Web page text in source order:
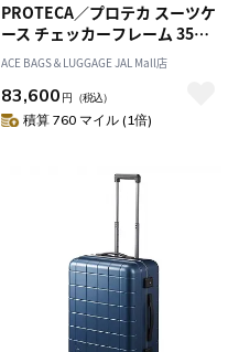
PROTECA／プロテカ スーツケ
ース チェッカーフレーム 35リ
ットル 機内持ち込み対応 フレ
ACE BAGS＆LUGGAGE JAL Mall店
83,600 円 （税込）
積算 760 マイル (1倍)